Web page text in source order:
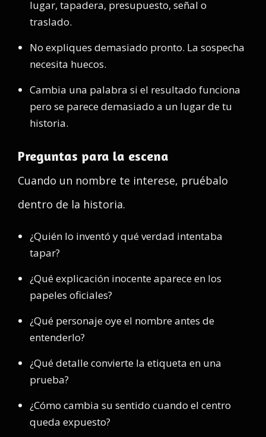
lugar, tapadera, presupuesto, señal o
traslado.
No expliques demasiado pronto. La sospecha
necesita huecos.
Cambia una palabra si el resultado funciona
pero se parece demasiado a un lugar de tu
historia.
Preguntas para la escena
Cuando un nombre te interese, pruébalo
dentro de la historia.
¿Quién lo inventó y qué verdad intentaba
tapar?
¿Qué explicación inocente aparece en los
papeles oficiales?
¿Qué personaje oye el nombre antes de
entenderlo?
¿Qué detalle convierte la etiqueta en una
prueba?
¿Cómo cambia su sentido cuando el centro
queda expuesto?